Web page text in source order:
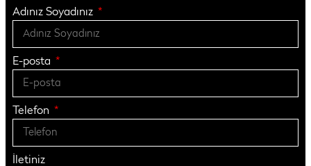
Adınız Soyadınız
E-posta
Telefon
İletiniz